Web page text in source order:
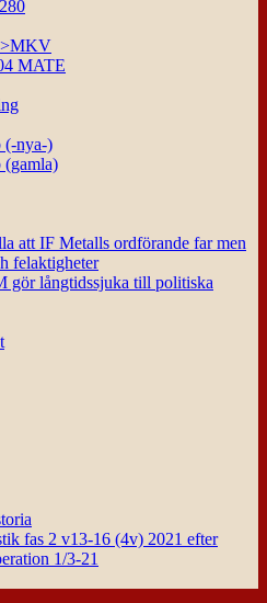
MATE
(-nya-)
att IF Metalls ordförande far men
felaktigheter
gör långtidssjuka till politiska
fas 2 v13-16 (4v) 2021 efter
1/3-21